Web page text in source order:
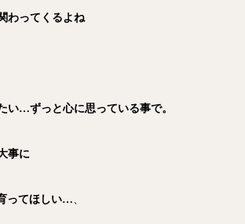
わってくるよね
い…ずっと心に思っている事で。
事に
ってほしい…、